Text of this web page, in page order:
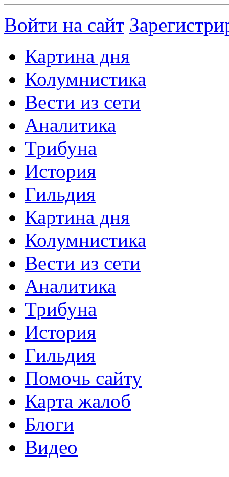
Войти на сайт
Картина дня
Колумнистика
Вести из сети
Аналитика
Трибуна
История
Гильдия
Картина дня
Колумнистика
Вести из сети
Аналитика
Трибуна
История
Гильдия
Помочь сайту
Карта жалоб
Блоги
Видео